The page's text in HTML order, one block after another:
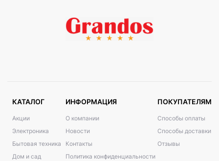
КАТАЛОГ
Акции
Электроника
Бытовая техника
Дом и сад
ИНФОРМАЦИЯ
О компании
Новости
Контакты
Политика конфиденциальности
ПОКУПАТЕЛЯМ
Способы оплаты
Способы доставки
Отзывы